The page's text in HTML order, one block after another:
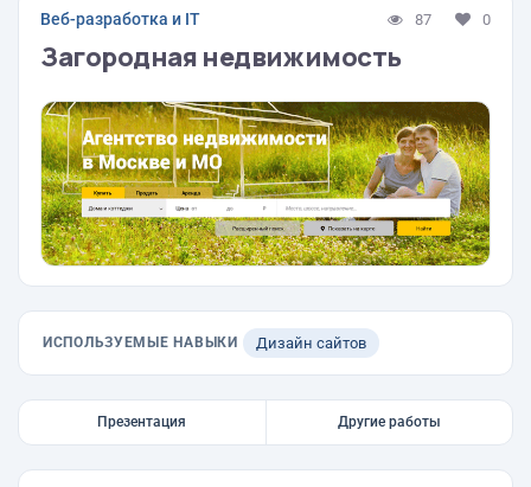
Веб-разработка и IT 87 0
Загородная недвижимость
ИСПОЛЬЗУЕМЫЕ НАВЫКИ Дизайн сайтов
Презентация Другие работы